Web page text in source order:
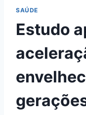
SAÚDE
Estudo